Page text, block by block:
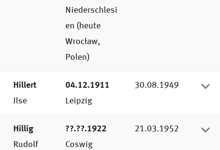
Niederschlesi
en (heute
Wrocław,
Polen)
Hillert
Ilse
04.12.1911
Leipzig
30.08.1949
Hillig
Rudolf
??.??.1922
Coswig
21.03.1952